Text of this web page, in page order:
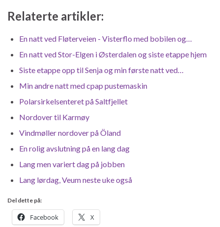
Relaterte artikler:
En natt ved Fløterveien - Visterflo med bobilen og…
En natt ved Stor-Elgen i Østerdalen og siste etappe hjem
Siste etappe opp til Senja og min første natt ved…
Min andre natt med cpap pustemaskin
Polarsirkelsenteret på Saltfjellet
Nordover til Karmøy
Vindmøller nordover på Öland
En rolig avslutning på en lang dag
Lang men variert dag på jobben
Lang lørdag, Veum neste uke også
Del dette på:
Facebook X